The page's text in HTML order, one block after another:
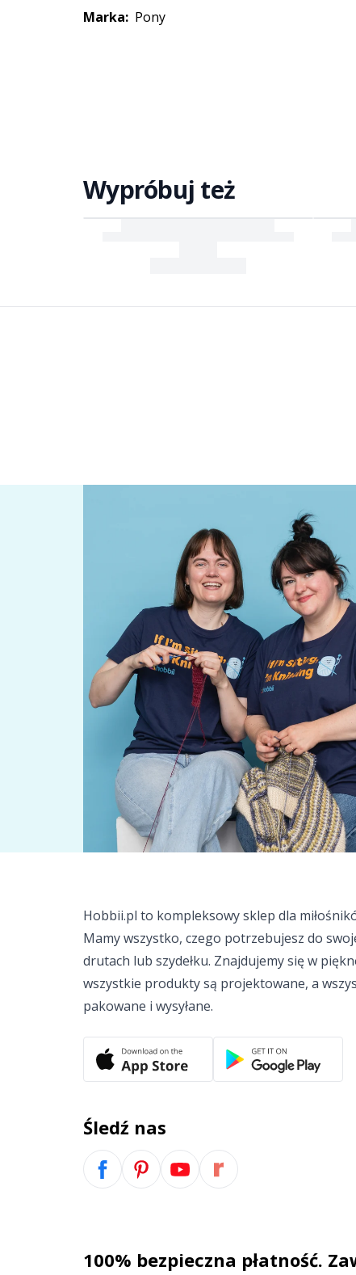
Marka: Pony
Wypróbuj też
Hobbii.pl to kompleksowy sklep dla
Mamy wszystko, czego potrzebujesz do
drutach lub szydełku. Znajdujemy się w
wszystkie produkty są projektowane, a
pakowane i wysyłane.
Śledź nas
100% bezpieczna płatność.